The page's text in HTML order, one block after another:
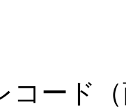
コード